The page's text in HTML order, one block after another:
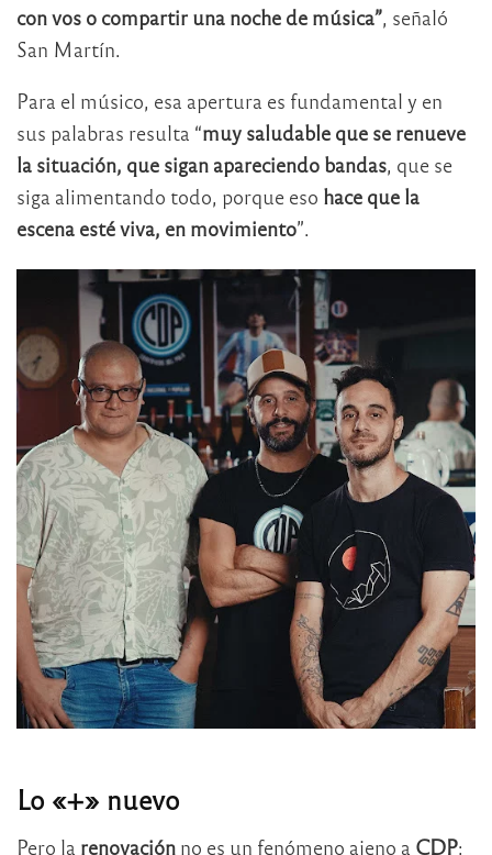
con vos o compartir una noche de música”, señaló
San Martín.
Para el músico, esa apertura es fundamental y en
sus palabras resulta “muy saludable que se renueve
la situación, que sigan apareciendo bandas, que se
siga alimentando todo, porque eso hace que la
escena esté viva, en movimiento”.
Lo «+» nuevo
Pero la renovación no es un fenómeno ajeno a CDP;